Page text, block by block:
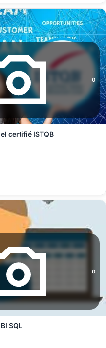
0
certifié ISTQB
0
SQL